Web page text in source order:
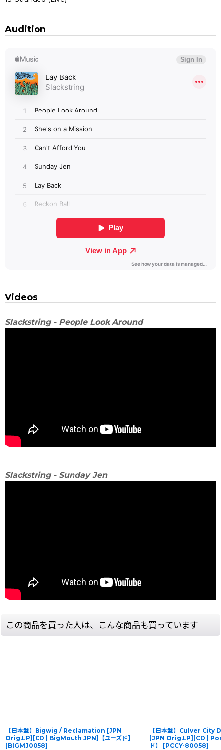
Audition
Videos
Slackstring - People Look Around
Slackstring - Sunday Jen
この商品を買った人は、こんな商品も買っています
【日本盤】Bigwig / Reclamation [JPN
Orig.LP][CD | BigMouth JPN]【ユーズド】
[BIGMJ0058]
【日本盤】Culver
[JPN Orig.LP][CD |
ド】
[PCCY-80058]